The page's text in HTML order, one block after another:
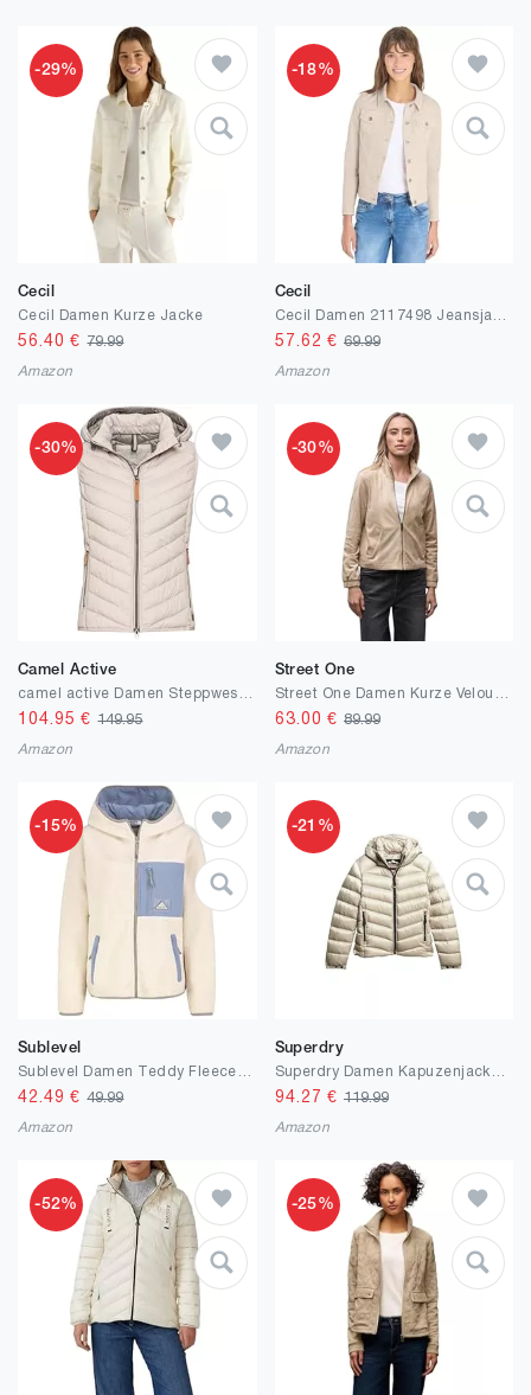
-29%
Cecil
Cecil Damen Kurze Jacke
56.40 €79.99
Amazon
-18%
Cecil
57.62 € 69.99
Amazon
-30%
Camel Active
104.95 €149.95
Amazon
-30%
Street One
63.00 € 89.99
Amazon
-15%
Sublevel
42.49 €49.99
Amazon
-21%
Superdry
94.27 € 119.99
Amazon
-52% -25%